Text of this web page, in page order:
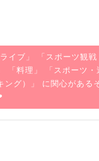
ライブ 」 「 スポーツ観
「 料理 」 「 スポーツ・
グ）
」 に関心がある